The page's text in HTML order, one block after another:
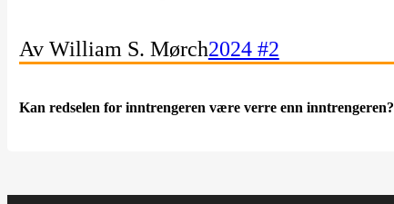
Av William S. Mørch2024 #2
Kan redselen for inntrengeren være verre enn inntrengeren?